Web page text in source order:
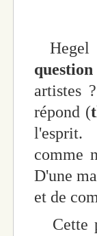
Hegel
question
artistes
répond (
l'esprit.
comme
D'une
et de
Cette